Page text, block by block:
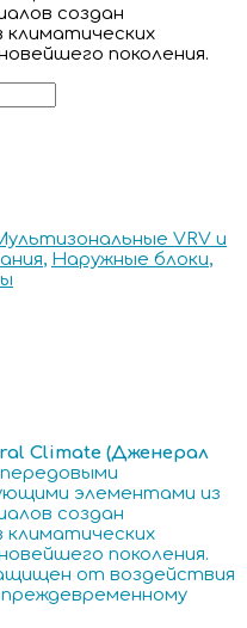
создан
климатических
поколения.
VRV и
, Наружные блоки,
Climate (Дженерал
элементами из
создан
климатических
поколения.
от воздействия